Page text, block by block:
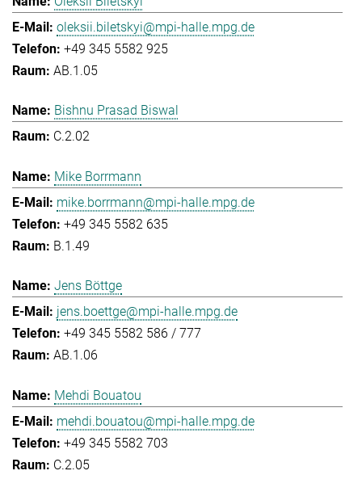
oleksii.biletskyi@mpi-halle.mpg.de
+49 345 5582 925
AB.1.05
Bishnu Prasad Biswal
C.2.02
Mike Borrmann
mike.borrmann@mpi-halle.mpg.de
+49 345 5582 635
B.1.49
Jens Böttge
jens.boettge@mpi-halle.mpg.de
+49 345 5582 586 / 777
AB.1.06
Mehdi Bouatou
mehdi.bouatou@mpi-halle.mpg.de
+49 345 5582 703
C.2.05